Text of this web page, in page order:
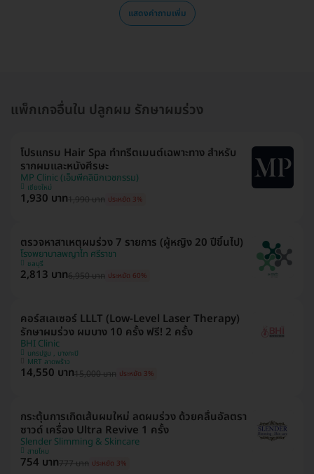
แสดงคำถามเพิ่ม
แพ็กเกจอื่นใน ปลูกผม รักษาผมร่วง
โปรแกรม Hair Spa ทำทรีตเมนต์เฉพาะทาง สำหรับ
รากผมและหนังศีรษะ
MP Clinic (เอ็มพีคลินิกเวชกรรม)
เชียงใหม่
1,930 บาท1,990 บาท ประหยัด 3%
ตรวจหาสาเหตุผมร่วง 7 รายการ (ผู้หญิง 20 ปีขึ้นไป)
โรงพยาบาลพญาไท ศรีราชา
ชลบุรี
2,813 บาท6,950 บาท ประหยัด 60%
คอร์สเลเซอร์ LLLT (Low-Level Laser Therapy)
รักษาผมร่วง ผมบาง 10 ครั้ง ฟรี! 2 ครั้ง
BHI Clinic
นครปฐม , บางกะปิ
MRT ลาดพร้าว
14,550 บาท15,000 บาท ประหยัด 3%
กระตุ้นการเกิดเส้นผมใหม่ ลดผมร่วง ด้วยคลื่นอัลตรา
ซาวด์ เครื่อง Ultra Revive 1 ครั้ง
Slender Slimming & Skincare
สายไหม
754 บาท777 บาท ประหยัด 3%